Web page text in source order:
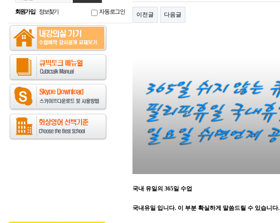
회원가입 정보찾기 자동로그인 이전글 다음글
국내 유일의 365일 수업
국내유일 입니다. 이 부분 확실하게 말씀드릴 수 있습니다.